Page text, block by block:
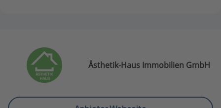
Ästhetik-Haus Immobilien GmbH